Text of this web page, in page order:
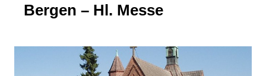
Bergen – Hl. Messe